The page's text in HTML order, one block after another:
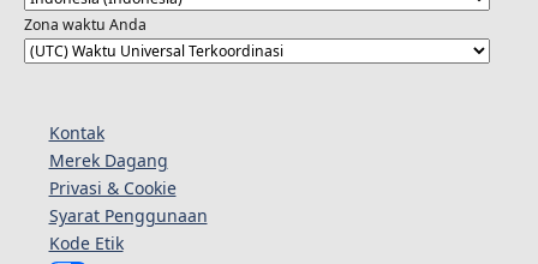
Zona waktu Anda
Kontak
Merek Dagang
Privasi & Cookie
Syarat Penggunaan
Kode Etik